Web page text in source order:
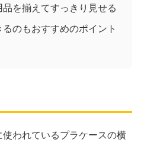
品を揃えてすっきり見せる
るのもおすすめのポイント
われているプラケースの横